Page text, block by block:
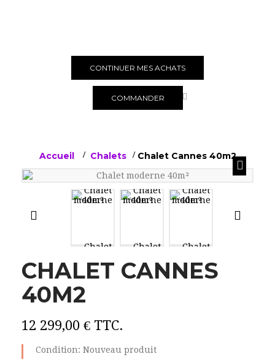
CONTINUER MES ACHATS
COMMANDER
Accueil > Chalets > Chalet Cannes 40m2
CHALET CANNES
40M2
12 299,00 € TTC.
Condition: Nouveau produit